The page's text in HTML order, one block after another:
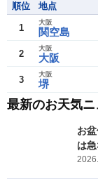
順位 地点
1 関空島
大阪
2 大阪
大阪
3 堺
大阪
最新のお天気ニ
お
は